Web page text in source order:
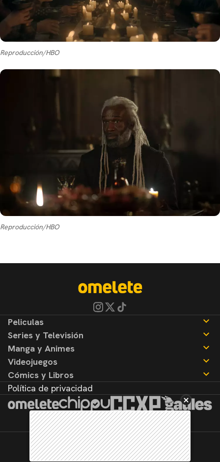
Reproducción/HBO
Reproducción/HBO
Peliculas
Noticias
Reseñas
Series y Televisión
Noticias
Reseñas
Manga y Animes
Noticias
Reseñas
Videojuegos
Noticias
Reseñas
Cómics y Libros
Noticias
Reseñas
Política de privacidad
©2026. Todos los derechos reservados.